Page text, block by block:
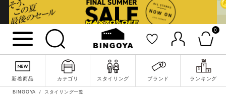
0
新着商品 カテゴリ スタイリング ブランド ランキング
詳細検索
BINGOYA スタイリング一覧